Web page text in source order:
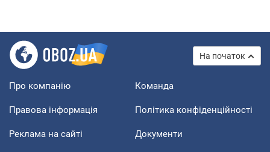
На початок
Про компанію Команда
Правова інформація Політика конфіденційності
Реклама на сайті Документи